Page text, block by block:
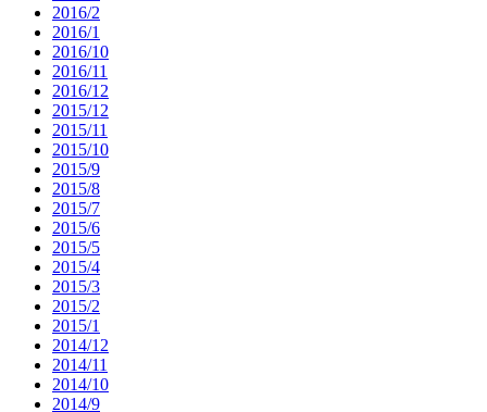
2016/2
2016/1
2016/10
2016/11
2016/12
2015/12
2015/11
2015/10
2015/9
2015/8
2015/7
2015/6
2015/5
2015/4
2015/3
2015/2
2015/1
2014/12
2014/11
2014/10
2014/9